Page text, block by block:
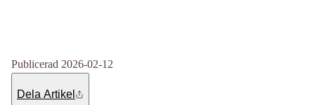
Publicerad 2026-02-12
Dela Artikel